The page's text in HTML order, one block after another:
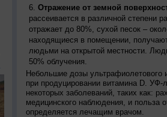
Отражение от земной
рассеивается в различной степени
отражает до 80%, сухой песок –
находящиеся в помещении,
людьми на открытой местности.
50% облучения.
Небольшие дозы ультрафиолетового
при продуцировании витамина D.
некоторых заболеваний, таких как:
медицинского наблюдения, и польза
определяется лечащим врачом.